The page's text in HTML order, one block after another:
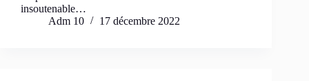
insoutenable…
Adm 10
17 décembre 2022